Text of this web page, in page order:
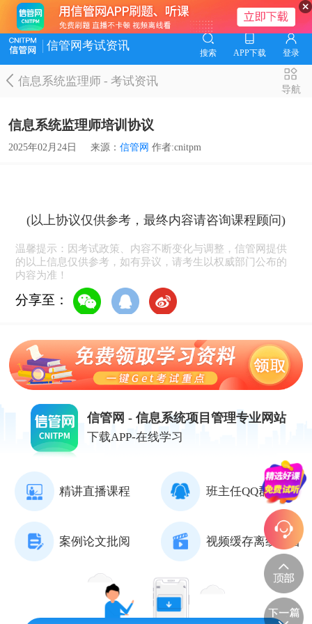
信管网考试资讯
搜索 APP下载 登录
信息系统监理师-考试资讯
导航
信息系统监理师培训协议
2025年02月24日 来源： 信管网 作者:cnitpm
(以上协议仅供参考，最终内容请咨询课程顾问)
温馨提示：因考试政策、内容不断变化与调整，信管网提供
的以上信息仅供参考，如有异议，请考生以权威部门公布的
内容为准！
分享至：
信管网 - 信息系统项目管理专业网站
下载APP-在线学习
精讲直播课程 班主任QQ群督学
案例论文批阅 视频缓存离线观看